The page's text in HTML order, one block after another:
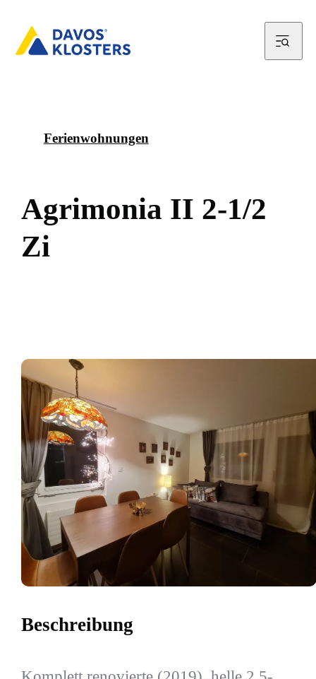
Ferienwohnungen
Agrimonia II 2-1/2
Zi
Beschreibung